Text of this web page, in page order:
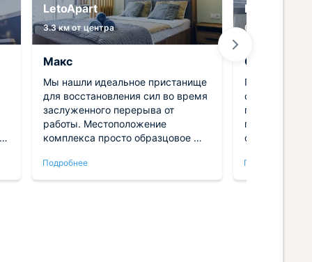
LetoApart
3.3 км от центра
Макс
Мы нашли идеальное пристанище
для восстановления сил во время
заслуженного перерыва от
работы. Местоположение
комплекса просто образцовое —
главные городские
достопримечательности совсем
Подробнее
LetoApart
6.2 км от
Саша
Поездка в
строго
поэтому
пристанища
остро.
форматы
сьюты или
Подробнее